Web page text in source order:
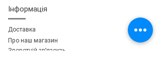
Інформація
Доставка
Про наш магазин
Зворотній зв'язокзь